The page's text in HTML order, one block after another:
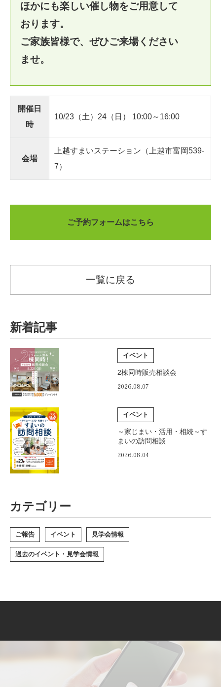
ほかにも楽しい催し物をご用意して
おります。
ご家族皆様で、ぜひご来場ください
ませ。
開催日
時
10/23（土）24（日） 10:00～16:00
会場
上越すまいステーション（上越市富岡539-
7）
ご予約フォームはこちら
一覧に戻る
新着記事
イベント
2棟同時販売相談会
2026.08.07
イベント
～家じまい・活用・相続～す
まいの訪問相談
2026.08.04
カテゴリー
ご報告 イベント 見学会情報
過去のイベント・見学会情報